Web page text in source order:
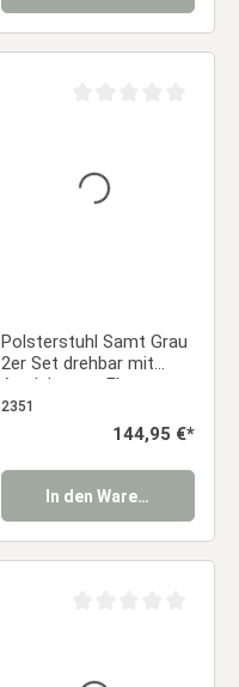
Polsterstuhl Samt Grau
2er Set drehbar mit
Armlehnen – Elegante
Esszimmerstühle
2351
Regulärer Preis:
144,95 €*
In den Warenkorb